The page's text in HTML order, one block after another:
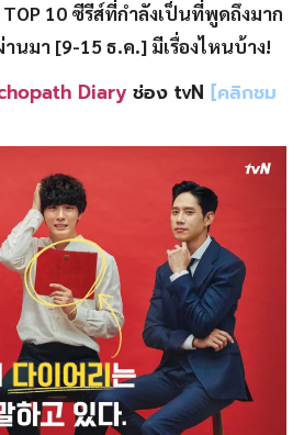
10 ซีรีส์ที่กำลังเป็นที่พูดถึงมาก
นมา [9-15 ธ.ค.] มีเรื่องไหนบ้าง!
Diary ช่อง tvN [คลิกชม